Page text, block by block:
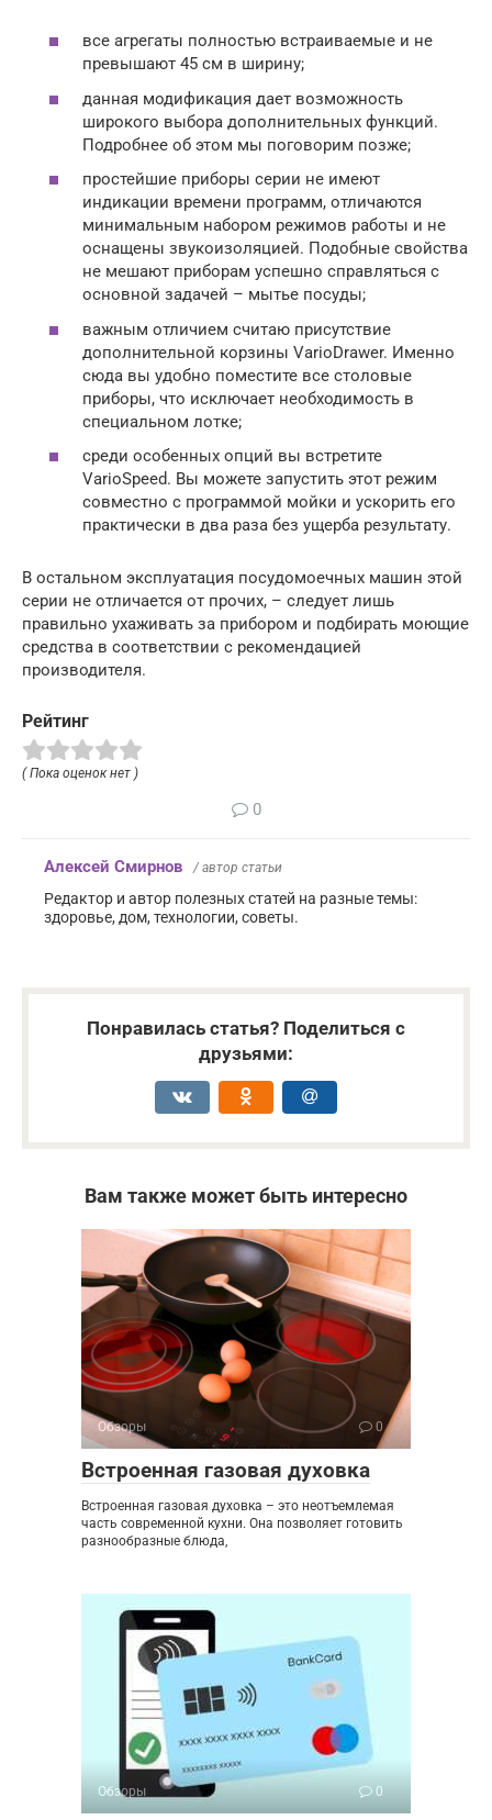
все агрегаты полностью встраиваемые и не
превышают 45 см в ширину;
данная модификация дает возможность
широкого выбора дополнительных функций.
Подробнее об этом мы поговорим позже;
простейшие приборы серии не имеют
индикации времени программ, отличаются
минимальным набором режимов работы и не
оснащены звукоизоляцией. Подобные свойства
не мешают приборам успешно справляться с
основной задачей – мытье посуды;
важным отличием считаю присутствие
дополнительной корзины VarioDrawer. Именно
сюда вы удобно поместите все столовые
приборы, что исключает необходимость в
специальном лотке;
среди особенных опций вы встретите
VarioSpeed. Вы можете запустить этот режим
совместно с программой мойки и ускорить его
практически в два раза без ущерба результату.
В остальном эксплуатация посудомоечных машин этой
серии не отличается от прочих, – следует лишь
правильно ухаживать за прибором и подбирать моющие
средства в соответствии с рекомендацией
производителя.
Рейтинг
( Пока оценок нет )
0
Алексей Смирнов / автор статьи
Редактор и автор полезных статей на разные темы:
здоровье, дом, технологии, советы.
Понравилась статья? Поделиться с
друзьями:
Вам также может быть интересно
Обзоры 0
Встроенная газовая духовка
Встроенная газовая духовка – это неотъемлемая
часть современной кухни. Она позволяет готовить
разнообразные блюда,
Обзоры 0